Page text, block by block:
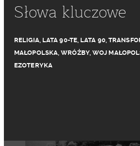
Słowa kluczowe
RELIGIA, LATA 90-TE, LATA 90,
MAŁOPOLSKA,WRÓŻBY,WOJ
EZOTERYKA